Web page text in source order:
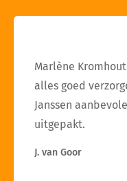
Marlène
alles goed
Janssen
uitgepakt.
J. van Goor